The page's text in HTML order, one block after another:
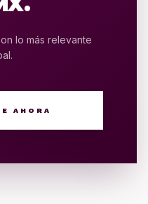
lo más relevante
AHORA